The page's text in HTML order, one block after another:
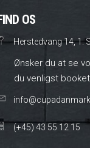
OS
Herstedvang 14, 1.
Ønsker du at se
du venligst
(+45) 43 55 12 15